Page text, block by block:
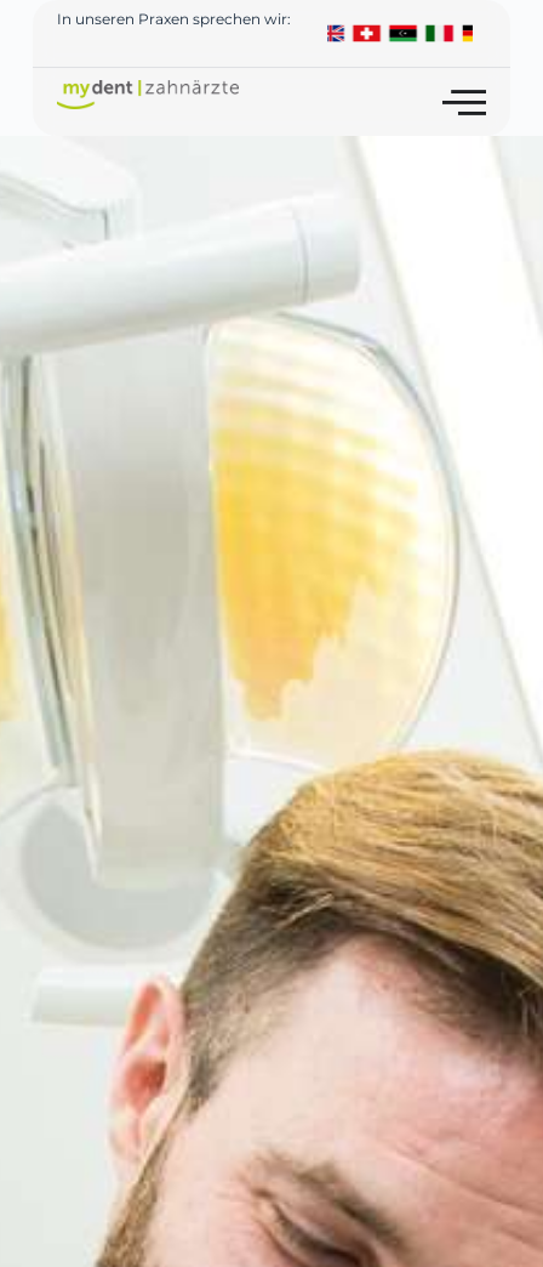
In unseren Praxen sprechen wir: